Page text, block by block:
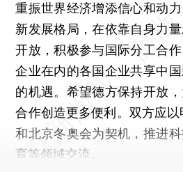
重振世界经济增添信心和动
新发展格局，在依靠自身力
开放，积极参与国际分工合
企业在内的各国企业共享中
的机遇。希望德方保持开放
合作创造更多便利。双方应
和北京冬奥会为契机，推进
育等领域交流。